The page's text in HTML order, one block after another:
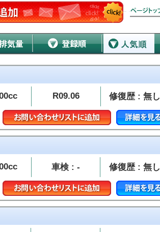
R09.06 修復歴 : 無し
車検 : - 修復歴 : 無し